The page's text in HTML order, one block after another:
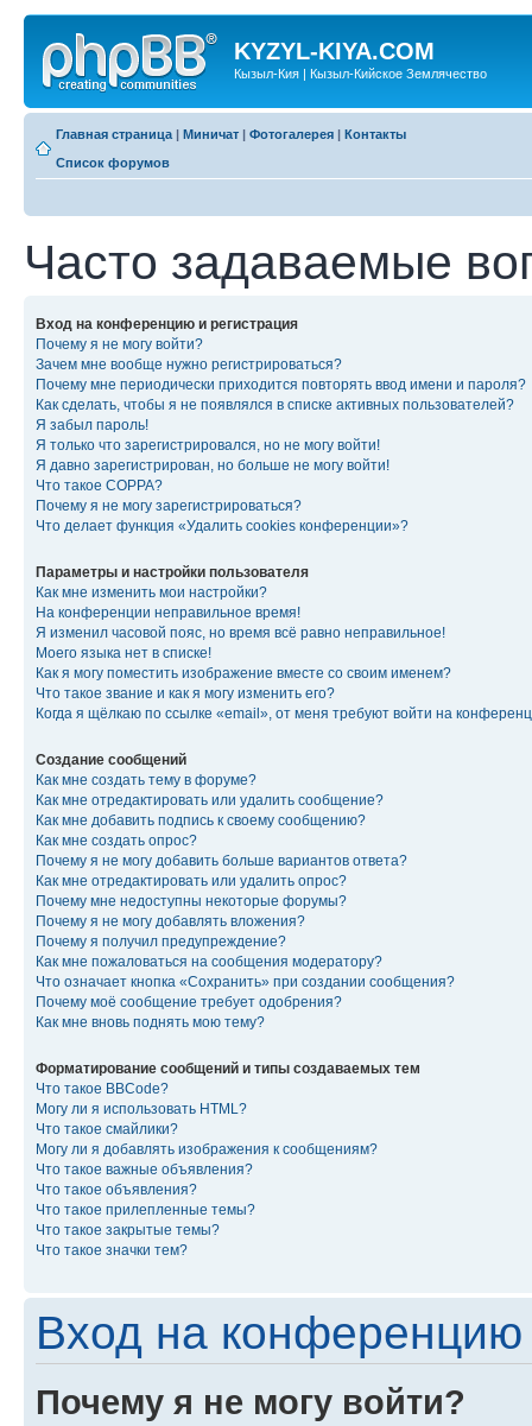
KYZYL-KIYA.COM
Кызыл-Кия | Кызыл-Кийское Землячество
Главная страница | Миничат | Фотогалерея | Контакты
Список форумов
Часто задаваемые
Вход на конференцию и регистрация
Почему я не могу войти?
Зачем мне вообще нужно регистрироваться?
Почему мне периодически приходится повторять ввод имени и пароля?
Как сделать, чтобы я не появлялся в списке активных пользователей?
Я забыл пароль!
Я только что зарегистрировался, но не могу войти!
Я давно зарегистрирован, но больше не могу войти!
Что такое COPPA?
Почему я не могу зарегистрироваться?
Что делает функция «Удалить cookies конференции»?
Параметры и настройки пользователя
Как мне изменить мои настройки?
На конференции неправильное время!
Я изменил часовой пояс, но время всё равно неправильное!
Моего языка нет в списке!
Как я могу поместить изображение вместе со своим именем?
Что такое звание и как я могу изменить его?
Когда я щёлкаю по ссылке «email», от меня требуют войти на
Создание сообщений
Как мне создать тему в форуме?
Как мне отредактировать или удалить сообщение?
Как мне добавить подпись к своему сообщению?
Как мне создать опрос?
Почему я не могу добавить больше вариантов ответа?
Как мне отредактировать или удалить опрос?
Почему мне недоступны некоторые форумы?
Почему я не могу добавлять вложения?
Почему я получил предупреждение?
Как мне пожаловаться на сообщения модератору?
Что означает кнопка «Сохранить» при создании сообщения?
Почему моё сообщение требует одобрения?
Как мне вновь поднять мою тему?
Форматирование сообщений и типы создаваемых тем
Что такое BBCode?
Могу ли я использовать HTML?
Что такое смайлики?
Могу ли я добавлять изображения к сообщениям?
Что такое важные объявления?
Что такое объявления?
Что такое прилепленные темы?
Что такое закрытые темы?
Что такое значки тем?
Вход на конференцию
Почему я не могу войти?